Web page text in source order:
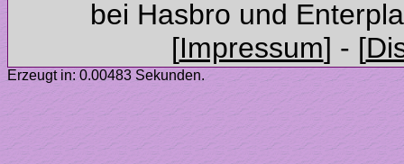
Erzeugt in: 0.00483 Sekunden.